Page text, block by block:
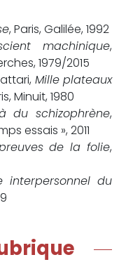
, Paris, Galilée, 1992
machinique,
1979/2015
Mille plateaux
Minuit, 1980
du schizophrène,
essais », 2011
de la folie,
interpersonnel du